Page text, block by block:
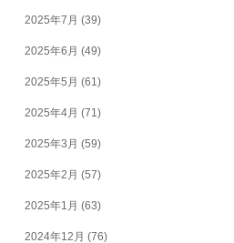
2025年7月 (39)
2025年6月 (49)
2025年5月 (61)
2025年4月 (71)
2025年3月 (59)
2025年2月 (57)
2025年1月 (63)
2024年12月 (76)